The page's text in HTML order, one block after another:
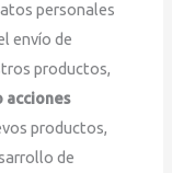
personales
envío de
productos,
acciones
productos,
de